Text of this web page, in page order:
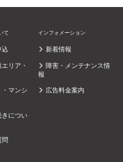
て
込
リア・
・マンシ
きについ
問
インフォメーション
新着情報
障害・メンテナンス情
報
広告料金案内